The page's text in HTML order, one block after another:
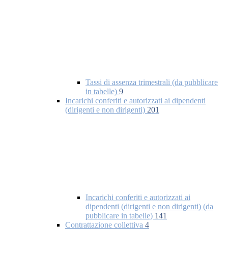
Tassi di assenza trimestrali (da pubblicare
in tabelle) 9
Incarichi conferiti e autorizzati ai dipendenti
(dirigenti e non dirigenti) 201
Incarichi conferiti e autorizzati ai
dipendenti (dirigenti e non dirigenti) (da
pubblicare in tabelle) 141
Contrattazione collettiva 4